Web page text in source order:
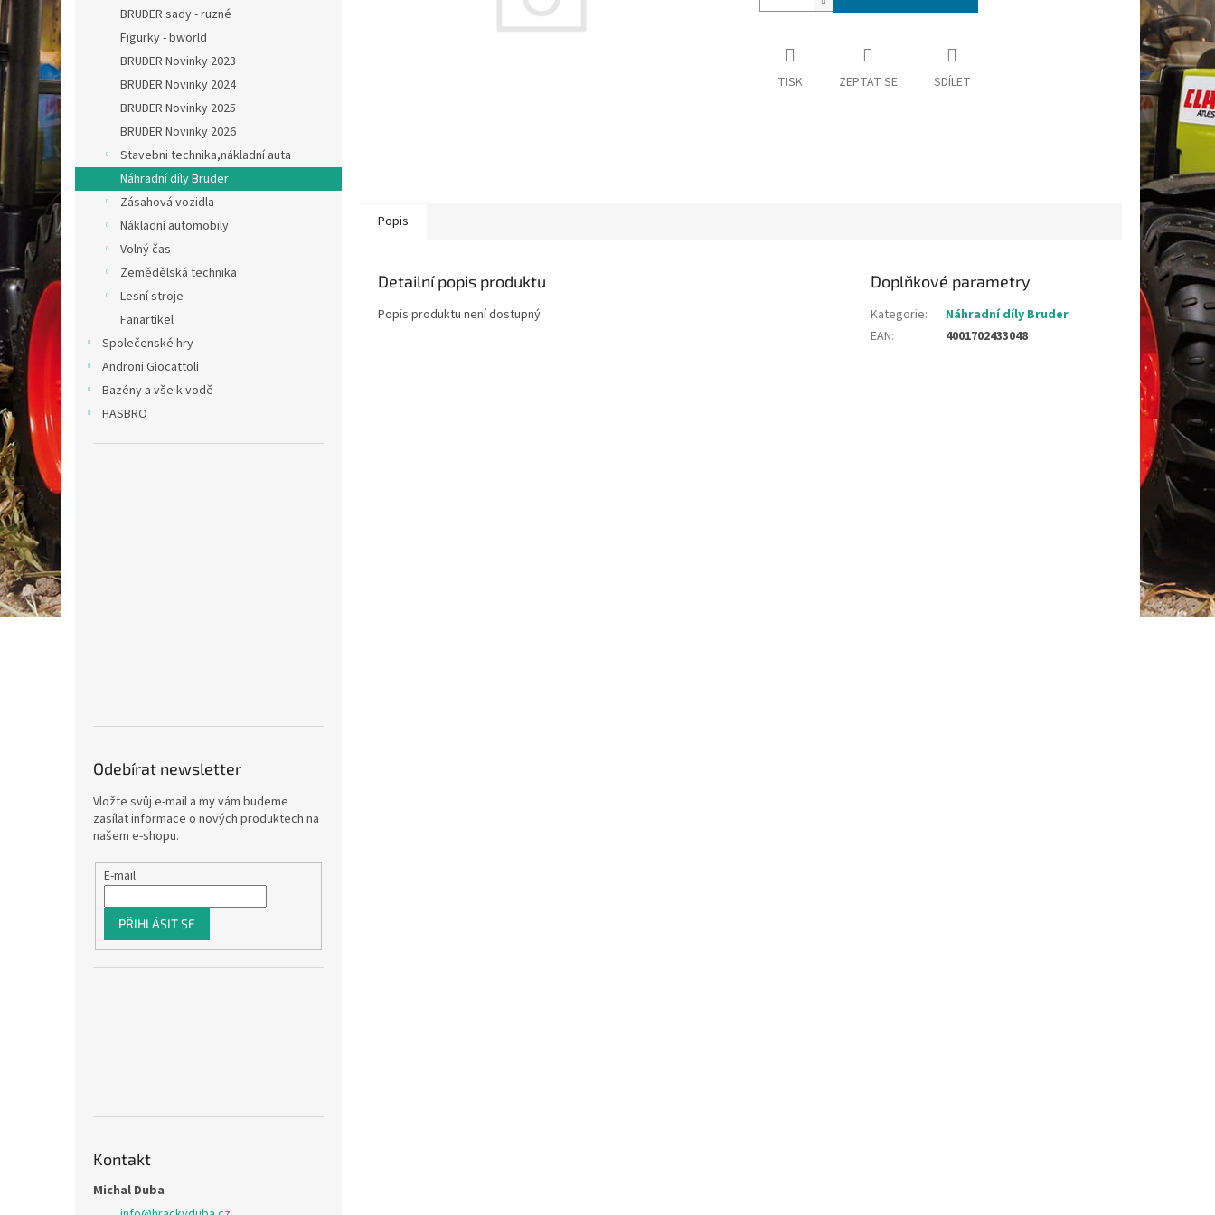
BRUDER sady - ruzné
Figurky - bworld
BRUDER Novinky 2023
BRUDER Novinky 2024
BRUDER Novinky 2025
BRUDER Novinky 2026
Stavebni technika,nákladní auta
Náhradní díly Bruder
Zásahová vozidla
Nákladní automobily
Volný čas
Zemědělská technika
Lesní stroje
Fanartikel
Společenské hry
Androni Giocattoli
Bazény a vše k vodě
HASBRO
Odebírat newsletter
Vložte svůj e-mail a my vám budeme
zasílat informace o nových produktech na
našem e-shopu.
E-mail
PŘIHLÁSIT SE
Kontakt
Michal Duba
TISK ZEPTAT SE SDÍLET
Popis
Detailní popis produktu
Popis produktu není dostupný
Doplňkové parametry
Kategorie:
Náhradní díly Bruder
EAN: 4001702433048